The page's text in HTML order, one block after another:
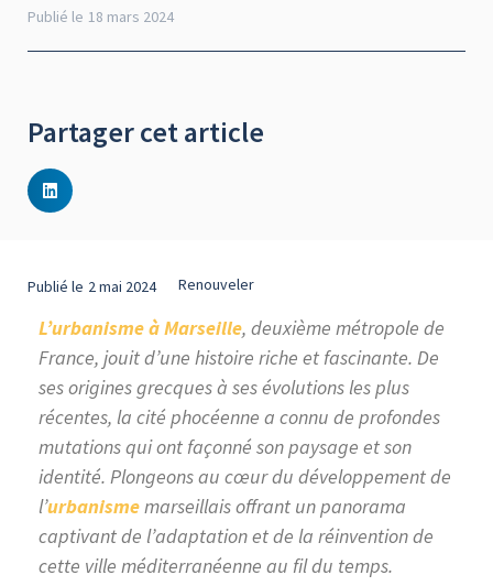
Publié le 2 mai 2024 Renouveler
L’urbanisme à Marseille, deuxième métropole de
France, jouit d’une histoire riche et fascinante. De
ses origines grecques à ses évolutions les plus
récentes, la cité phocéenne a connu de profondes
mutations qui ont façonné son paysage et son
identité. Plongeons au cœur du développement de
l’urbanismemarseillais offrant un panorama
captivant de l’adaptation et de la réinvention de
cette ville méditerranéenne au fil du temps.
Publié le 18 mars 2024
Partager cet article